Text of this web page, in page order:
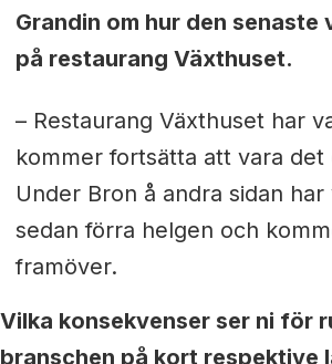
Grandin om hur den senaste
på restaurang Växthuset.
– Restaurang Växthuset har
kommer fortsätta att vara det
Under Bron å andra sidan
sedan förra helgen och
framöver.
Vilka konsekvenser ser ni för
branschen på kort respektive